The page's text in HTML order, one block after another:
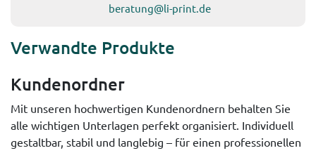
beratung@li-print.de
Verwandte Produkte
Kundenordner
Mit unseren hochwertigen Kundenordnern behalten Sie
alle wichtigen Unterlagen perfekt organisiert. Individuell
gestaltbar, stabil und langlebig – für einen professionellen